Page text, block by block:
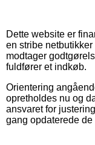
Dette website er
en stribe
modtager
fuldfører et indkøb.
Orientering
opretholdes nu og
ansvaret for
gang opdaterede de